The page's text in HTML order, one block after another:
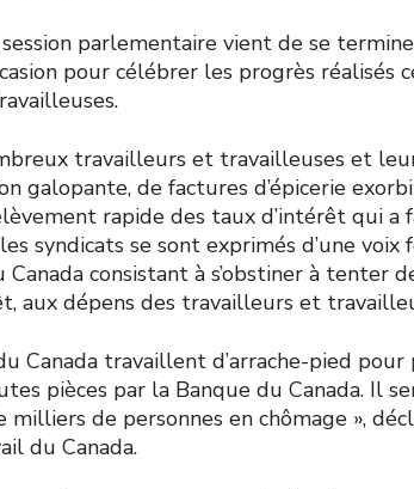
parlementaire vient de se
pour célébrer les progrès réalisés
travailleurs et travailleuses et
galopante, de factures d’épicerie
rapide des taux d’intérêt qui
syndicats se sont exprimés d’une
consistant à s’obstiner à tenter
aux dépens des travailleurs et
Canada travaillent d’arrache-pied
pièces par la Banque du Canada. Il
milliers de personnes en chômage »,
du Canada.